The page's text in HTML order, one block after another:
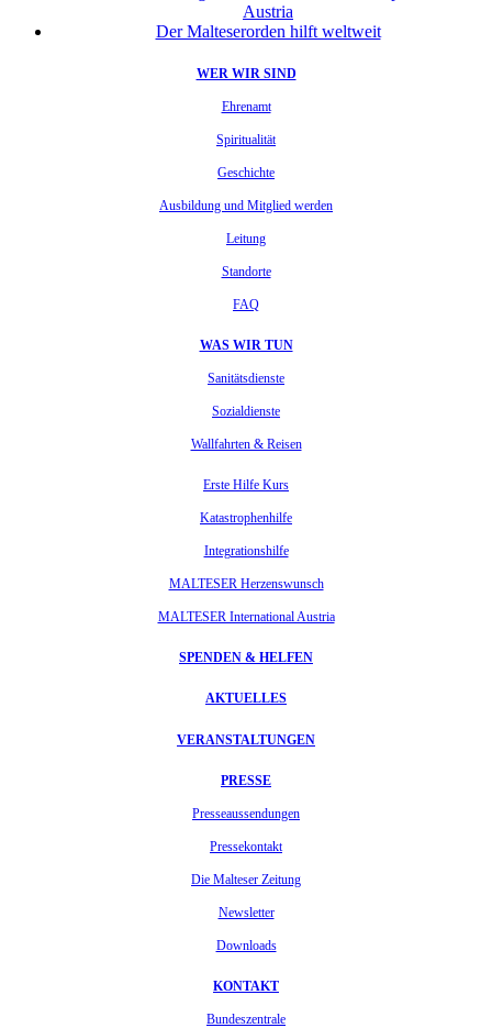
Austria
Der Malteserorden hilft weltweit
WER WIR SIND
Ehrenamt
Spiritualität
Geschichte
Ausbildung und Mitglied werden
Leitung
Standorte
FAQ
WAS WIR TUN
Sanitätsdienste
Sozialdienste
Wallfahrten & Reisen
Erste Hilfe Kurs
Katastrophenhilfe
Integrationshilfe
MALTESER Herzenswunsch
MALTESER International Austria
SPENDEN & HELFEN
AKTUELLES
VERANSTALTUNGEN
PRESSE
Presseaussendungen
Pressekontakt
Die Malteser Zeitung
Newsletter
Downloads
KONTAKT
Bundeszentrale